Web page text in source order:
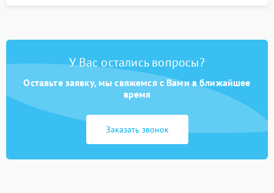
У Вас остались вопросы?
Оставьте заявку, мы свяжемся с Вами в ближайшее
время
Заказать звонок